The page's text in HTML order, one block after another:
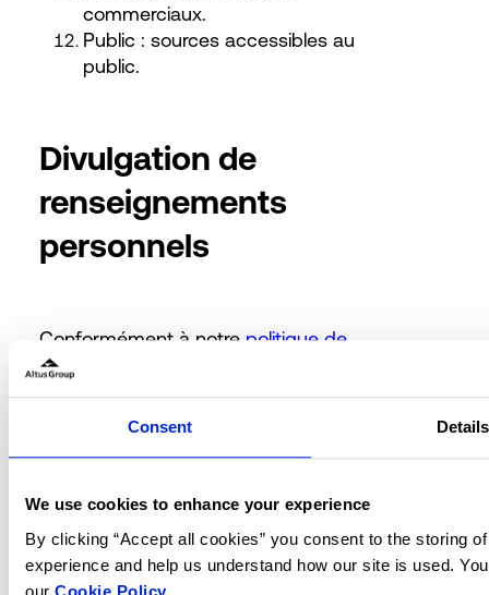
Consent Details
We use cookies to enhance your experience
By clicking “Accept all cookies” you consent to the storing
experience and help us understand how our site is used.
our Cookie Policy.
commerciaux.
Public : sources accessibles au
public.
Divulgation de
renseignements
personnels
Conformément à notre politique de
confidentialité
catégories de tiers suivantes :
Fournisseurs de
technologie publicitaire, telles
que les réseaux publicitaires.
FAI : fournisseurs de services